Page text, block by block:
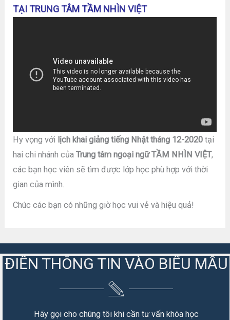
TẠI TRUNG TÂM TẦM NHÌN VIỆT
Hy vọng với lịch khai giảng tiếng Nhật tháng 12-2020 tại
hai chi nhánh củaTrung tâm ngoại ngữ TẦM NHÌN VIỆT,
các bạn học viên sẽ tìm được lớp học phù hợp với thời
gian của mình.
Chúc các bạn có những giờ học vui vẻ và hiệu quả!
ĐIỀN THÔNG TIN VÀO BIỂU MẪU
Hãy gọi cho chúng tôi khi cần tư vấn khóa học